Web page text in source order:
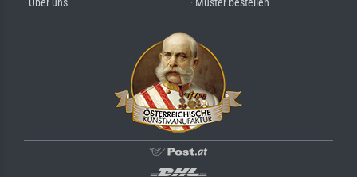
· Über uns
· Muster bestellen